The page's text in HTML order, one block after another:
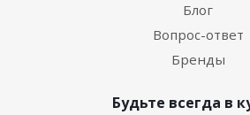
Блог
Вопрос-ответ
Бренды
Будьте всегда в